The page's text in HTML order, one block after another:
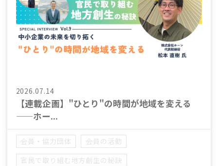
2026.07.14
【連載企画】"ひとり"の時間が地域を変える
——ホー...
会員・協力団体
会員の活動
官⺠で取り組む地方創生の秘訣